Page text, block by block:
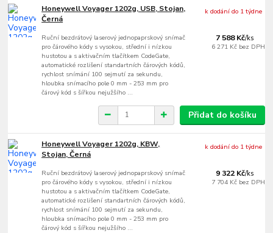
Honeywell Voyager 1202g, USB, Stojan,
Černá
Ruční bezdrátový laserový jednopaprskový snímač
pro čárového kódy s vysokou, střední i nízkou
hustotou a s aktivačním tlačítkem CodeGate,
automatické rozlišení standartních čárových kódů,
rychlost snímání 100 sejmutí za sekundu,
hloubka snímacího pole 0 mm - 253 mm pro
čárový kód s šířkou nejužšího ...
7 588 Kč/ks
6 271 Kč bez DPH
k dodání do 1 týdne
Přidat do košíku
Honeywell Voyager 1202g, KBW,
Stojan, Černá
Ruční bezdrátový laserový jednopaprskový snímač
pro čárového kódy s vysokou, střední i nízkou
hustotou a s aktivačním tlačítkem CodeGate,
automatické rozlišení standartních čárových kódů,
rychlost snímání 100 sejmutí za sekundu,
hloubka snímacího pole 0 mm - 253 mm pro
čárový kód s šířkou nejužšího ...
9 322 Kč/ks
7 704 Kč bez DPH
k dodání do 1 týdne